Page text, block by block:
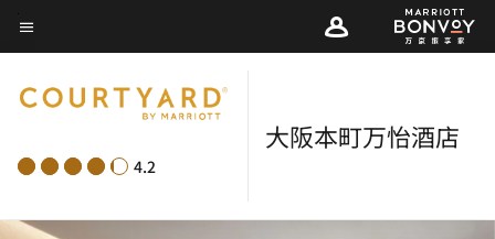
Skip
to
content
菜单文本
4.2
大阪本町万怡酒店